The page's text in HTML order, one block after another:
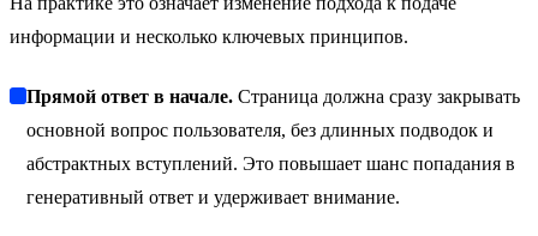
информации и несколько ключевых принципов.
Прямой ответ в начале. Страница должна сразу закрывать
основной вопрос пользователя, без длинных подводок и
абстрактных вступлений. Это повышает шанс попадания в
генеративный ответ и удерживает внимание.